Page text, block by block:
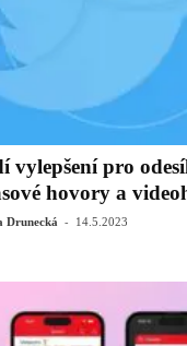
vylepšení pro
hovory a
Drunecká - 14.5.2023